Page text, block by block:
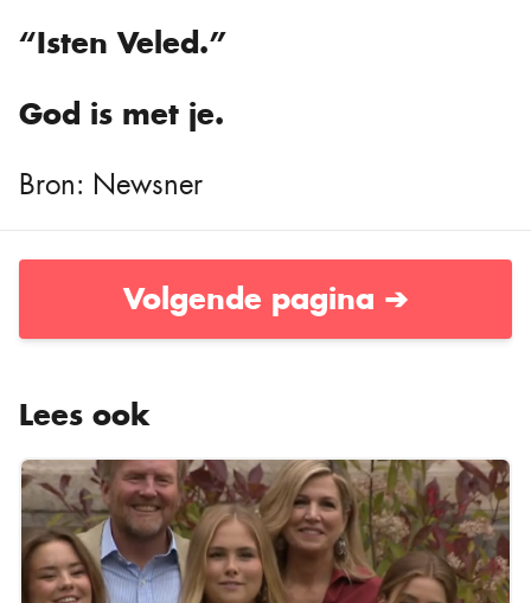
“Isten Veled.”
God is met je.
Bron: Newsner
Volgende pagina ➔
Lees ook